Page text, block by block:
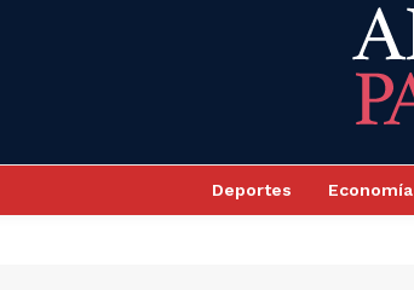
Deportes Economía